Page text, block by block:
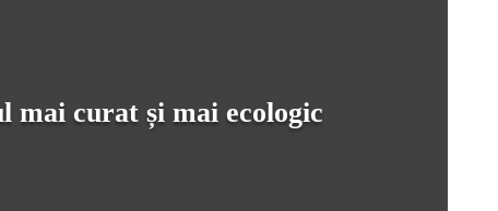
mai curat și mai ecologic